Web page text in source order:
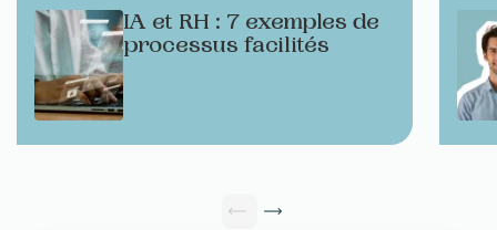
IA et RH : 7 exemples de
processus facilités